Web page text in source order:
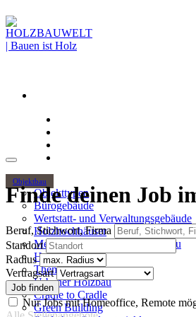
Objektbau
Objekttypen
Bürogebäude
Wertstatt- und Verwaltungsgebäude
Holzhochhäuser
Mehrgeschossiger Wohnungsbau
Hallenbau
Themen
Urbaner Holzbau
Cradle to Cradle
Green Building
Finde deinen Job
Beruf, Stichwort, Firma
Standort
Radius
Vertragsart
Nur Jobs mit Homeoffice, Remote